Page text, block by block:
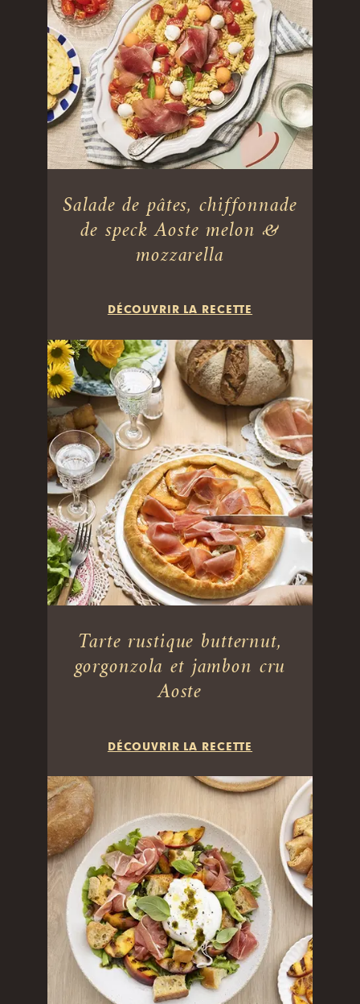
Salade de pâtes, chiffonnade
de speck Aoste melon &
mozzarella
DÉCOUVRIR LA RECETTE
Tarte rustique butternut,
gorgonzola et jambon cru
Aoste
DÉCOUVRIR LA RECETTE